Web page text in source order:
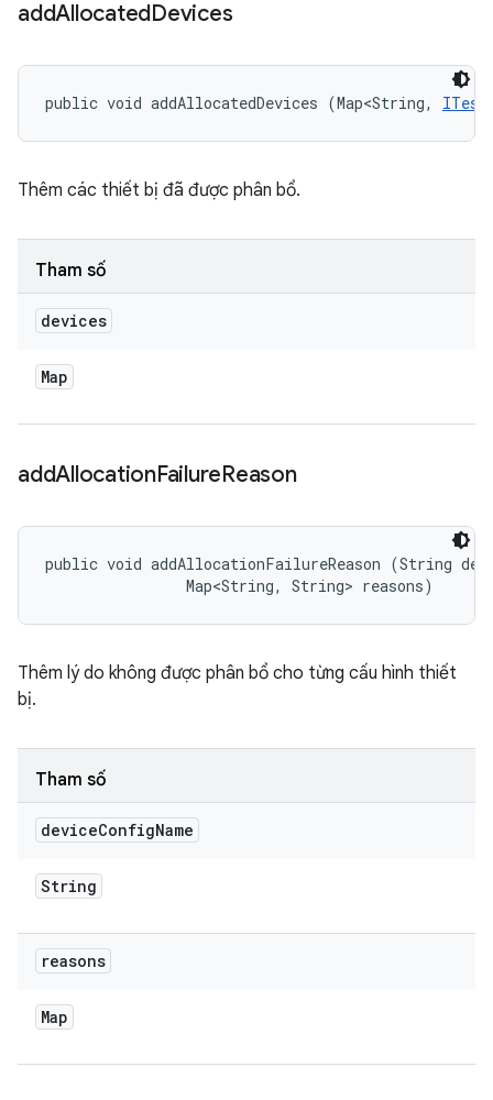
addAllocatedDevices
public void addAllocatedDevices (Map<String,
Thêm các thiết bị đã được phân bổ.
Tham số
devices
Map
addAllocationFailureReason
public void addAllocationFailureReason (String
                Map<String, String> reasons)
Thêm lý do không được phân bổ cho từng cấu hình thiết
bị.
Tham số
deviceConfigName
String
reasons
Map